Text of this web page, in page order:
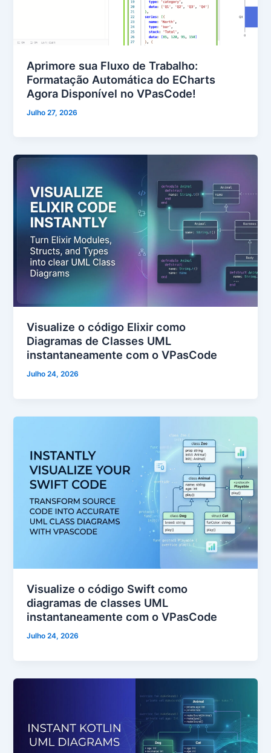
Aprimore sua Fluxo de Trabalho:
Formatação Automática do ECharts
Agora Disponível no VPasCode!
Julho 27, 2026
Visualize o código Elixir como
Diagramas de Classes UML
instantaneamente com o VPasCode
Julho 24, 2026
Visualize o código Swift como
diagramas de classes UML
instantaneamente com o VPasCode
Julho 24, 2026